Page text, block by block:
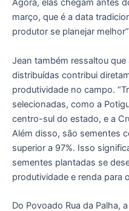
Agora, elas chegam antes
março, que é a data
produtor se planejar
Jean também ressaltou
distribuídas contribui
produtividade no campo.
selecionadas, como a
centro-sul do estado, e a
Além disso, são sementes
superior a 97%. Isso
sementes plantadas se
produtividade e renda para
Do Povoado Rua da Palha,